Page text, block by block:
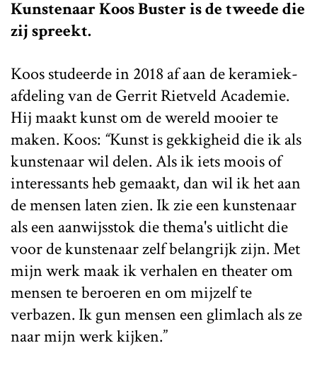
Kunstenaar Koos Buster is de tweede die
zij spreekt.
Koos studeerde in 2018 af aan de keramiek-
afdeling van de Gerrit Rietveld Academie.
Hij maakt kunst om de wereld mooier te
maken. Koos: “Kunst is gekkigheid die ik als
kunstenaar wil delen. Als ik iets moois of
interessants heb gemaakt, dan wil ik het aan
de mensen laten zien. Ik zie een kunstenaar
als een aanwijsstok die thema's uitlicht die
voor de kunstenaar zelf belangrijk zijn. Met
mijn werk maak ik verhalen en theater om
mensen te beroeren en om mijzelf te
verbazen. Ik gun mensen een glimlach als ze
naar mijn werk kijken.”